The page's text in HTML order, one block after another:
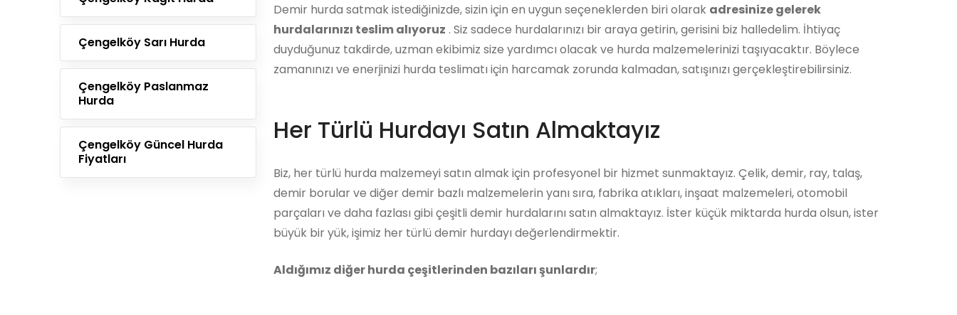
Çengelköy Sarı Hurda
Çengelköy Paslanmaz
Hurda
Çengelköy Güncel Hurda
Fiyatları
Demir hurda satmak istediğinizde, sizin için en uygun seçeneklerden biri olarak adresinize gelerek
hurdalarınızı teslim alıyoruz . Siz sadece hurdalarınızı bir araya getirin, gerisini biz halledelim. İhtiyaç
duyduğunuz takdirde, uzman ekibimiz size yardımcı olacak ve hurda malzemelerinizi taşıyacaktır. Böylece
zamanınızı ve enerjinizi hurda teslimatı için harcamak zorunda kalmadan, satışınızı gerçekleştirebilirsiniz.
Her Türlü Hurdayı Satın Almaktayız
Biz, her türlü hurda malzemeyi satın almak için profesyonel bir hizmet sunmaktayız. Çelik, demir, ray, talaş,
demir borular ve diğer demir bazlı malzemelerin yanı sıra, fabrika atıkları, inşaat malzemeleri, otomobil
parçaları ve daha fazlası gibi çeşitli demir hurdalarını satın almaktayız. İster küçük miktarda hurda olsun, ister
büyük bir yük, işimiz her türlü demir hurdayı değerlendirmektir.
Aldığımız diğer hurda çeşitlerinden bazıları şunlardır;